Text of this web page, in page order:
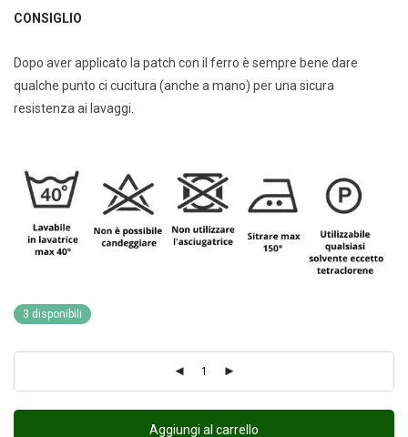
CONSIGLIO
Dopo aver applicato la patch con il ferro è sempre bene dare
qualche punto ci cucitura (anche a mano) per una sicura
resistenza ai lavaggi.
3 disponibili
Aggiungi al carrello